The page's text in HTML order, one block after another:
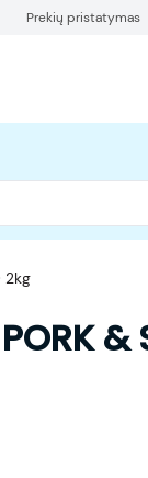
Prekių pristatymas
2kg
&